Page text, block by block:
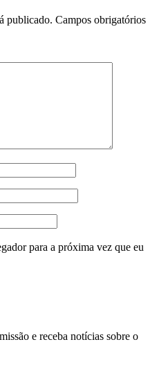
publicado. Campos obrigatórios
para a próxima vez que eu
e receba notícias sobre o